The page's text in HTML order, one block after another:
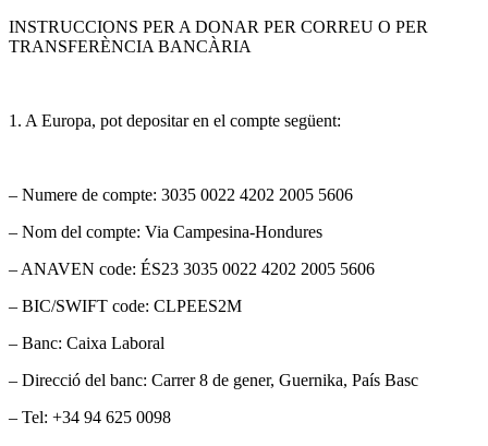
INSTRUCCIONS PER A DONAR PER CORREU O PER
TRANSFERÈNCIA BANCÀRIA
1. A Europa, pot depositar en el compte següent:
– Numere de compte: 3035 0022 4202 2005 5606
– Nom del compte: Via Campesina-Hondures
– ANAVEN code: ÉS23 3035 0022 4202 2005 5606
– BIC/SWIFT code: CLPEES2M
– Banc: Caixa Laboral
– Direcció del banc: Carrer 8 de gener, Guernika, País Basc
– Tel: +34 94 625 0098